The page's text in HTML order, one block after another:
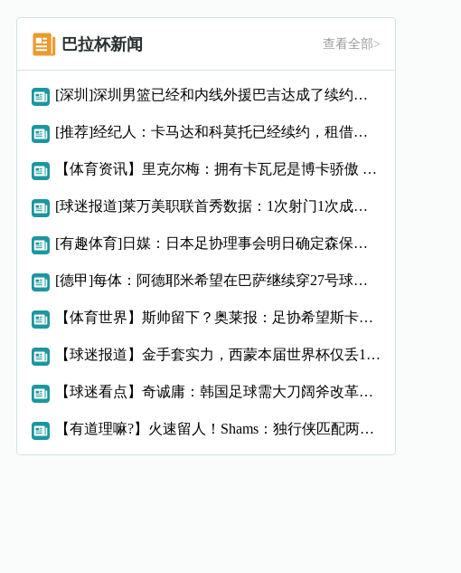
巴拉杯新闻 查看全部>
[深圳]深圳男篮已经和内线外援巴吉达成了续约一致
[推荐]经纪人：卡马达和科莫托已经续约，租借？目前的想法是留
【体育资讯】里克尔梅：拥有卡瓦尼是博卡骄傲 斯卡洛尼是史上最
[球迷报道]莱万美职联首秀数据：1次射门1次成功过人预期进球
[有趣体育]日媒：日本足协理事会明日确定森保一续约半年，提案
[德甲]每体：阿德耶米希望在巴萨继续穿27号球衣，但西甲规则
【体育世界】斯帅留下？奥莱报：足协希望斯卡洛尼继续执教，相信
【球迷报道】金手套实力，西蒙本届世界杯仅丢1球，近16场代表
【球迷看点】奇诚庸：韩国足球需大刀阔斧改革，从业者必须清醒过
【有道理嘛?】火速留人！Shams：独行侠匹配两年470万报